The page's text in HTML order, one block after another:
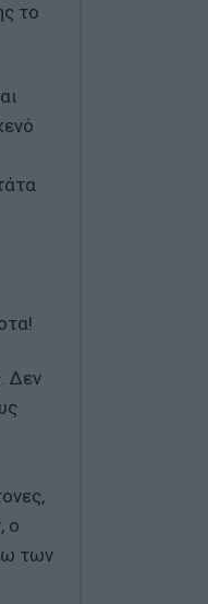
το
Δεν
ο
των